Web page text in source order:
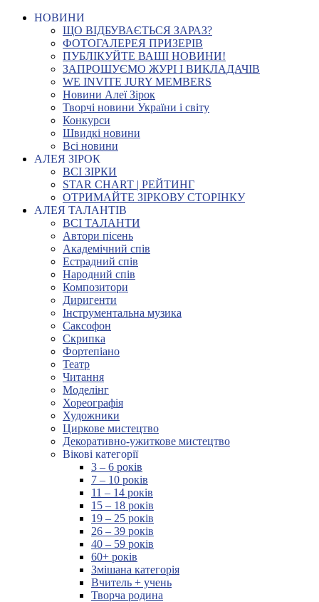
НОВИНИ
ЩО ВІДБУВАЄТЬСЯ ЗАРАЗ?
ФОТОГАЛЕРЕЯ ПРИЗЕРІВ
ПУБЛІКУЙТЕ ВАШІ НОВИНИ!
ЗАПРОШУЄМО ЖУРІ І ВИКЛАДАЧІВ
WE INVITE JURY MEMBERS
Новини Алеї Зірок
Творчі новини України і світу
Конкурси
Швидкі новини
Всі новини
АЛЕЯ ЗІРОК
ВСІ ЗІРКИ
STAR CHART | РЕЙТИНГ
ОТРИМАЙТЕ ЗІРКОВУ СТОРІНКУ
АЛЕЯ ТАЛАНТІВ
ВСІ ТАЛАНТИ
Автори пісень
Академічний спів
Естрадний спів
Народний спів
Композитори
Диригенти
Інструментальна музика
Саксофон
Скрипка
Фортепіано
Театр
Читання
Моделінг
Хореографія
Художники
Циркове мистецтво
Декоративно-ужиткове мистецтво
Вікові категорії
3 – 6 років
7 – 10 років
11 – 14 років
15 – 18 років
19 – 25 років
26 – 39 років
40 – 59 років
60+ років
Змішана категорія
Вчитель + учень
Творча родина